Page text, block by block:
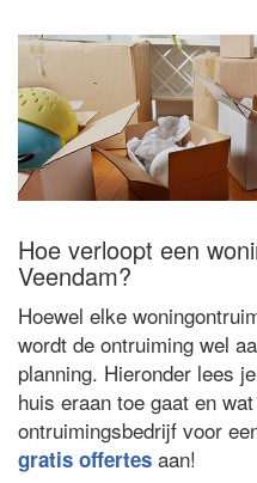
Hoe verloopt een
Veendam?
Hoewel elke
wordt de ontruiming wel
planning. Hieronder lees
huis eraan toe gaat en
ontruimingsbedrijf voor
gratis offertes aan!